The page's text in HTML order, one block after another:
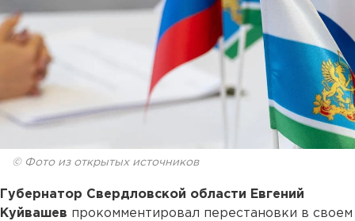
© Фото из открытых источников
Губернатор Свердловской области Евгений
Куйвашев прокомментировал перестановки в своем